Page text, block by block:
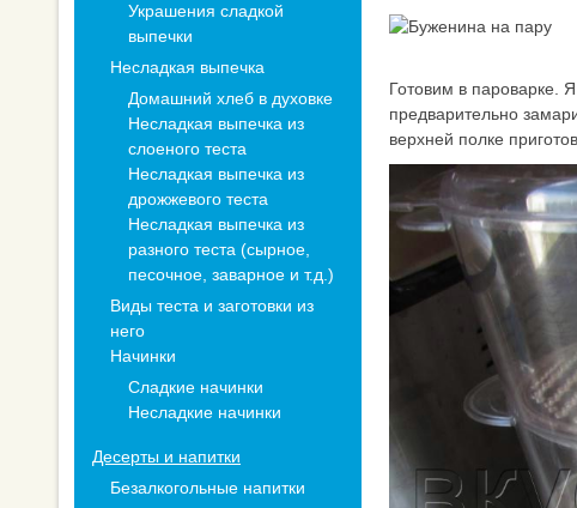
Готовим в пароварке.
предварительно
верхней полке
Украшения сладкой
выпечки
Несладкая выпечка
Домашний хлеб в духовке
Несладкая выпечка из
слоеного теста
Несладкая выпечка из
дрожжевого теста
Несладкая выпечка из
разного теста (сырное,
песочное, заварное и т.д.)
Виды теста и заготовки из
него
Начинки
Сладкие начинки
Несладкие начинки
Десерты и напитки
Безалкогольные напитки